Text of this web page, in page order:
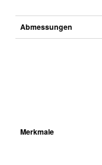
Abmessungen
Merkmale